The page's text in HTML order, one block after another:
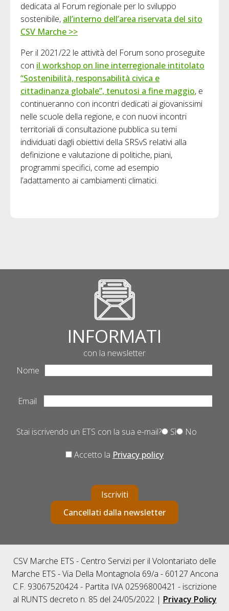
dedicata al Forum regionale per lo sviluppo
sostenibile, all’interno dell’area riservata del sito
CSV Marche >>
Per il 2021/22 le attività del Forum sono proseguite
con il workshop on line interregionale intitolato
“Sostenibilità, responsabilità civica e
cittadinanza globale”, tenutosi a fine maggio, e
continueranno con incontri dedicati ai giovanissimi
nelle scuole della regione, e con nuovi incontri
territoriali di consultazione pubblica su temi
individuati dagli obiettivi della SRSvS relativi alla
definizione e valutazione di politiche, piani,
programmi specifici, come ad esempio
l’adattamento ai cambiamenti climatici.
INFORMATI
con la newsletter
Nome
Email
Stai iscrivendo un ETS con la sua e-mail? Sì No
Accetto la Privacy policy
Iscriviti
Cancellati dalla newsletter
CSV Marche ETS - Centro Servizi per il Volontariato delle
Marche ETS - Via Della Montagnola 69/a - 60127 Ancona
C.F. 93067520424 - Partita IVA 02596800421 - iscrizione
al RUNTS decreto n. 85 del 24/05/2022 | Privacy Policy